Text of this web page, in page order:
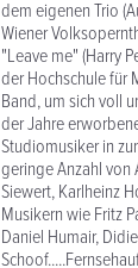
dem eigenen Trio
Wiener
"Leave me" (Harry
der Hochschule für
Band, um sich voll
der Jahre
Studiomusiker in
geringe Anzahl von
Siewert, Karlheinz
Musikern wie Fritz
Daniel Humair,